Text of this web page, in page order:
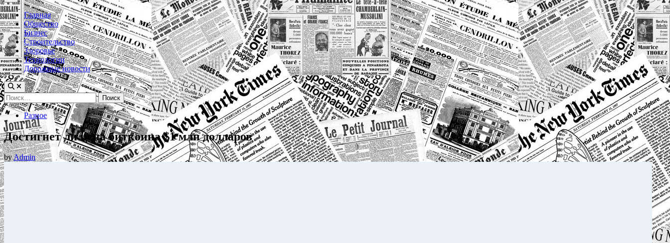
Menu
Главная
Общество
Бизнес
Строительство
Здоровье
Технологии
Дорожные новости
Найти:
Posted
in
Разное
Достигнет ли цена биткоина $1 млн долларов
byAdmin